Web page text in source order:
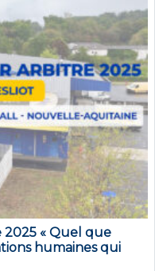
« Quel que
humaines qui